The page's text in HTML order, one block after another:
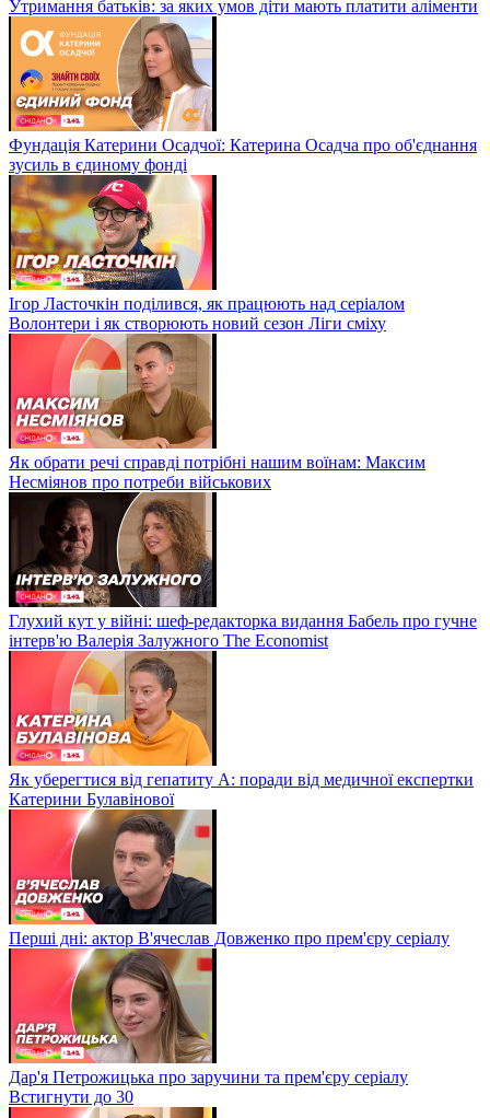
Утримання батьків: за яких умов діти мають платити аліменти
Фундація Катерини Осадчої: Катерина Осадча про об'єднання
зусиль в єдиному фонді
Ігор Ласточкін поділився, як працюють над серіалом
Волонтери і як створюють новий сезон Ліги сміху
Як обрати речі справді потрібні нашим воїнам: Максим
Несміянов про потреби військових
Глухий кут у війні: шеф-редакторка видання Бабель про гучне
інтерв'ю Валерія Залужного The Economist
Як уберегтися від гепатиту А: поради від медичної експертки
Катерини Булавінової
Перші дні: актор В'ячеслав Довженко про прем'єру серіалу
Дар'я Петрожицька про заручини та прем'єру серіалу
Встигнути до 30